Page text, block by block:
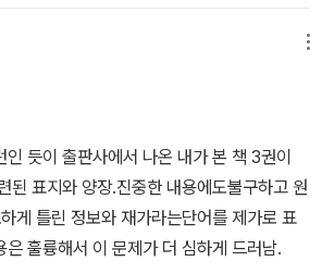
금의 눈으로 보면 느리기 짝이 없는 당시 기
자빠지고, 로코코 시대의 명품 가구를 똑 닮
사들이고, 듣도 보도 못한 일본풍 판화와 도
전에 대한 무한한 자신감까지 마치 19세기
실감 넘치는 묘사는 다른 역사책에서는 맛
오브제 문화사’ 시리즈
도 정의될 수 없는 뼈와 살이 붙어 있는 풍성
에 마음을 뺏기고 한참을 봤었다.책에 나온
의 장인들이 평생에 걸쳐 갈고 닦은 실력으
연 하나의 예술 작품으로 숭배될 만하다.공
유함과 관련이 있지 않나 싶다.루이 14세 시
기까지 혁명으로 왕정이 망해버릴 정도로
만, 그런 화려한 문화가 가능했던 것도 그만
까 싶다.조선의 사대부 문화가 검약을 강조
를 추구했던 프랑스에서는 화려함이 미덕이
수 있는 국력이 있어 우아하고 사치스러운
인 듯이 출판사에서 나온 내가 본 책 3권이
된 표지와 양장.진중한 내용에도불구하고 원
게 틀린 정보와 재가라는단어를 제가로 표
은 훌륭해서 이 문제가 더 심하게 드러남.